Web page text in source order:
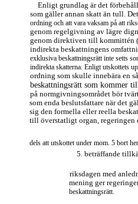
Enligt grundlag är det
som gäller annan skatt än tull.
ordning och att vara vaksam på att
genom regelgivning av lägre
genom direktiven till kommittén
indirekta beskattningens
exklusiva beskattningsrätt inte setts
indirekta skatterna. Enligt utskottets
ordning som skulle innebära en
beskattningsrätt som kommer
på normgivningsområdet bör
som enda beslutsfattare när det
sig den formella eller reella
till överstatligt organ, regeringen
dels att utskottet under mom. 5 bort
5. beträffande
riksdagen med
mening ger
beskattningsrätt.